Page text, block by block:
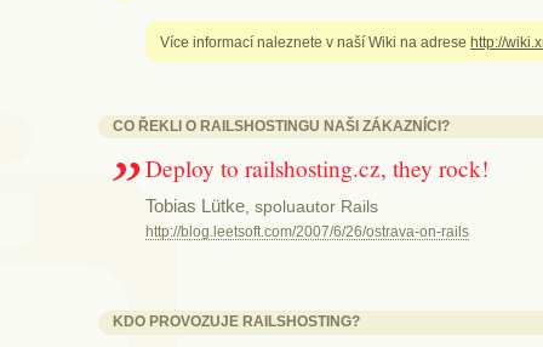
Více informací naleznete v naší Wiki na adrese http://
CO ŘEKLI O RAILSHOSTINGU NAŠI ZÁKAZNÍCI?
Deploy to railshosting.cz, they rock!
Tobias Lütke, spoluautor Rails
http://blog.leetsoft.com/2007/6/26/ostrava-on-rails
KDO PROVOZUJE RAILSHOSTING?